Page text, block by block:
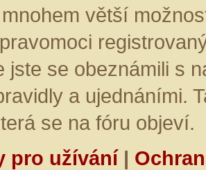
větší
jste se obeznámili s
a ujednáními.
se na fóru objeví.
pro užívání|